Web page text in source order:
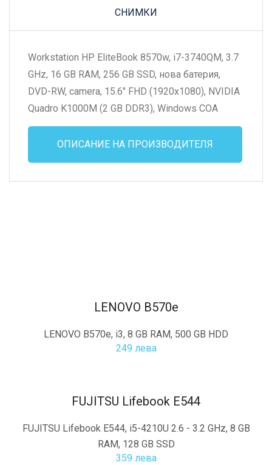
СНИМКИ
Workstation HP EliteBook 8570w, i7-3740QM, 3.7
GHz, 16 GB RAM, 256 GB SSD, нова батерия,
DVD-RW, camera, 15.6" FHD (1920x1080), NVIDIA
Quadro K1000M (2 GB DDR3), Windows COA
ОПИСАНИЕ НА ПРОИЗВОДИТЕЛЯ
LENOVO B570e
LENOVO B570e, i3, 8 GB RAM, 500 GB HDD
249 лева
FUJITSU Lifebook E544
FUJITSU Lifebook E544, i5-4210U 2.6 - 3.2 GHz, 8 GB
RAM, 128 GB SSD
359 лева